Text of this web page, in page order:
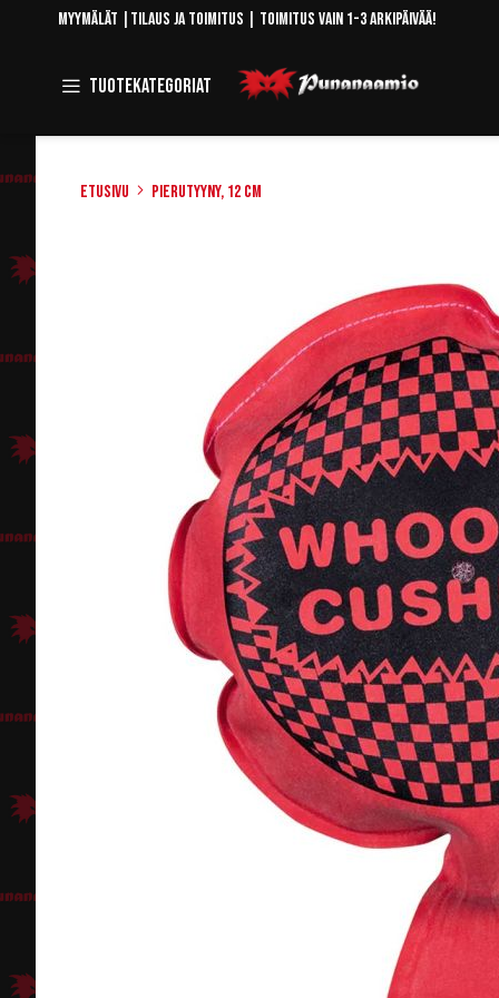
Skip
Myymälät Tilaus ja toimitus | Toimitus vain 1-3 arkipäivää!
Tuotekategoriat Toggle
Navigation
Etusivu Pierutyyny, 12 cm